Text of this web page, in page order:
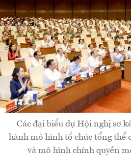
Các đại biểu dự Hội nghị sơ
hành mô hình tổ chức tổng thể
và mô hình chính quyền